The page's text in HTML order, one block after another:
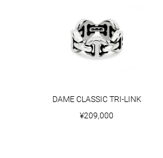
DAME CLASSIC TRI-LINK
¥209,000